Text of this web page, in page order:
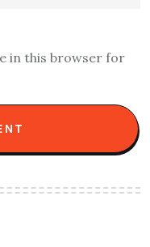
in this browser for